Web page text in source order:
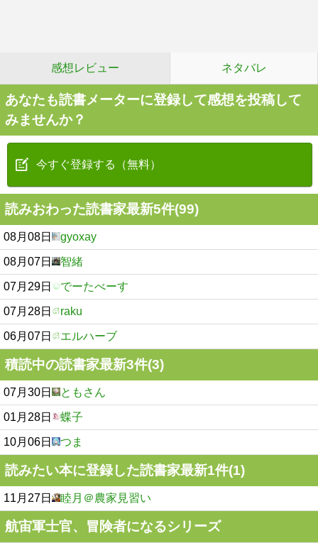
感想レビュー ネタバレ
あなたも読書メーターに登録して感想を投稿して
みませんか？
今すぐ登録する（無料）
読みおわった読書家最新5件(99)
08月08日 gyoxay
08月07日 智緒
07月29日 でーたべーす
07月28日 raku
06月07日 エルハーブ
積読中の読書家最新3件(3)
07月30日 ともさん
01月28日 蝶子
10月06日 つま
読みたい本に登録した読書家最新1件(1)
11月27日 睦月＠農家見習い
航宙軍士官、冒険者になるシリーズ